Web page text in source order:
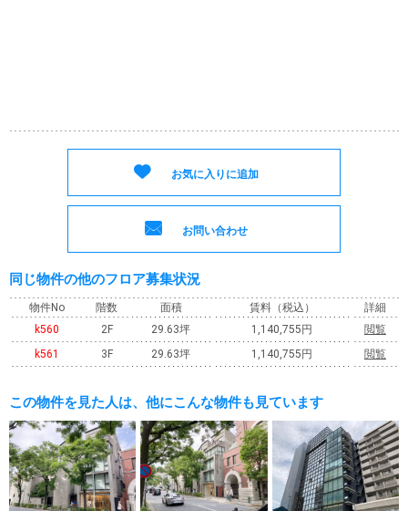
お気に入りに追加
お問い合わせ
同じ物件の他のフロア募集状況
物件No 階数 面積 賃料（税込）
詳細
k560
2F 29.63坪 1,140,755円
閲覧
k561
3F 29.63坪 1,140,755円 閲覧
この物件を見た人は、他にこんな物件も見ています